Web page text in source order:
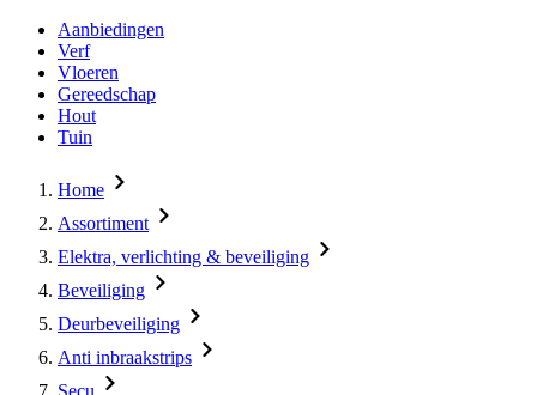
Aanbiedingen
Verf
Vloeren
Gereedschap
Hout
Tuin
Home
Assortiment
Elektra, verlichting & beveiliging
Beveiliging
Deurbeveiliging
Anti inbraakstrips
Secu